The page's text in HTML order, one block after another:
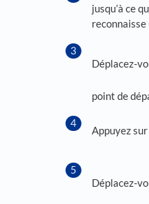
jusqu’à ce
reconnaisse
Déplacez-
point de
Appuyez sur
Déplacez-